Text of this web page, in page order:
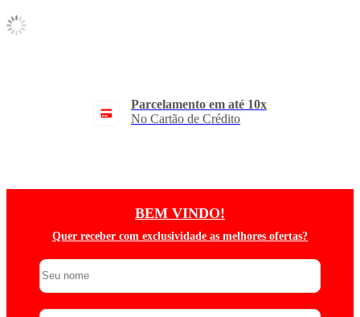
Parcelamento em até 10x
No Cartão de Crédito
BEM VINDO!
Quer receber com exclusividade as melhores ofertas?